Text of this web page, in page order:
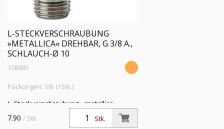
L-STECKVERSCHRAUBUNG
»METALLICA« DREHBAR, G 3/8 A.,
SCHLAUCH-Ø 10
108905
Packungen: Stk (1Stk.)
L-Steckverschraubung »metallica«,
drehbar, G 3/8 a., für Schlauch-Außen-Ø
10 mm, Arbeitsdruck max. 16 bar,
Stk.
7.90 / Stk.